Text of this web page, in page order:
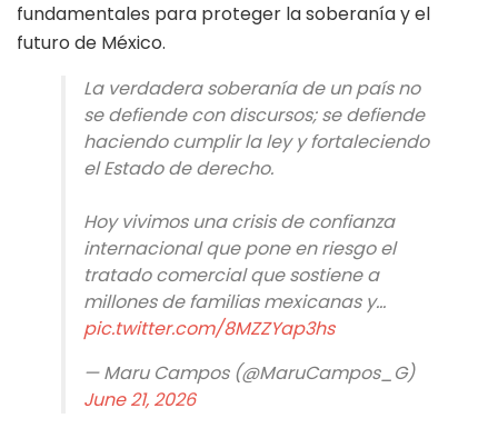
fundamentales para proteger la soberanía y el
futuro de México.
La verdadera soberanía de un país no
se defiende con discursos; se defiende
haciendo cumplir la ley y fortaleciendo
el Estado de derecho.
Hoy vivimos una crisis de confianza
internacional que pone en riesgo el
tratado comercial que sostiene a
millones de familias mexicanas y…
pic.twitter.com/8MZZYap3hs
— Maru Campos (@MaruCampos_G)
June 21, 2026